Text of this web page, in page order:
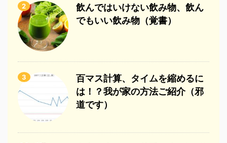
2
飲んではいけない飲み物、飲ん
でもいい飲み物（覚書）
3
百マス計算、タイムを縮めるに
は！？我が家の方法ご紹介（邪
道です）